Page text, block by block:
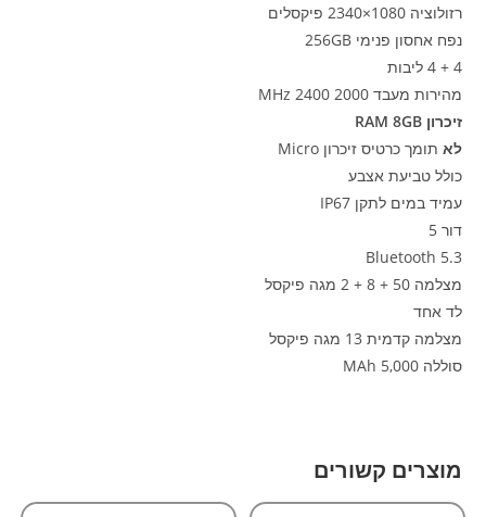
רזולוציה 1080×2340 פיקסלים
נפח אחסון פנימי 256GB
4 + 4 ליבות
מהירות מעבד 2000 2400 MHz
זיכרון RAM 8GB
לא תומך כרטיס זיכרון Micro
כולל טביעת אצבע
עמיד במים לתקן IP67
דור 5
Bluetooth 5.3
מצלמה 50 + 8 + 2 מגה פיקסל
לד אחד
מצלמה קדמית 13 מגה פיקסל
סוללה 5,000 MAh
מוצרים קשורים